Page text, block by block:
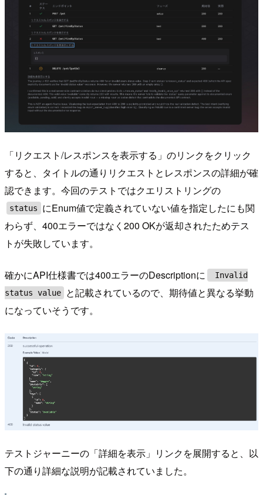
「リクエスト/レスポンスを表示する」のリンクをクリック
すると、タイトルの通りリクエストとレスポンスの詳細が確
認できます。今回のテストではクエリストリングの
status
にEnum値で定義されていない値を指定したにも関
わらず、400エラーではなく200 OKが返却されたためテス
トが失敗しています。
確かにAPI仕様書では400エラーのDescriptionに
Invalid
status value
と記載されているので、期待値と異なる挙動
になっていそうです。
テストジャーニーの「詳細を表示」リンクを展開すると、以
下の通り詳細な説明が記載されていました。